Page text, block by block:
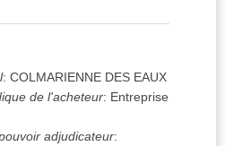
: COLMARIENNE DES EAUX
de l'acheteur: Entreprise
adjudicateur: